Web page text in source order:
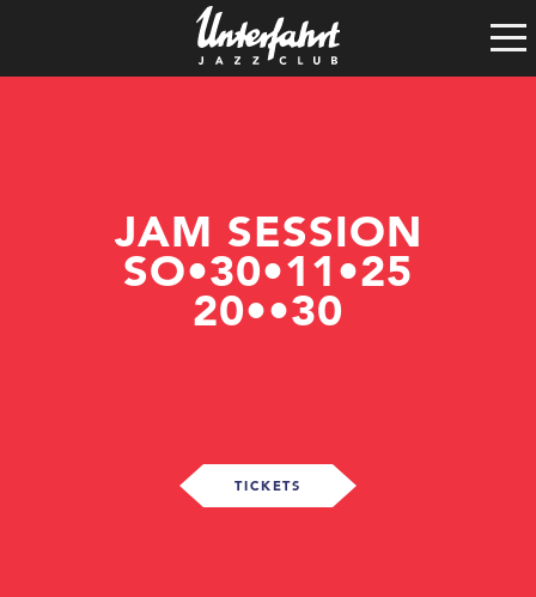
JAM SESSION
SO•30•11•25
20••30
TICKETS